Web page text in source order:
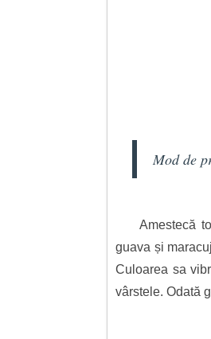
Mod de
Amestecă
guava și
Culoarea sa
vârstele. Odată